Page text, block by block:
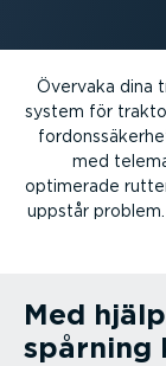
Övervaka dina
system för
med
optimerade
uppstår
Med
spårning